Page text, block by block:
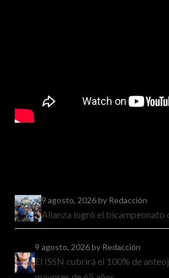
9 agosto, 2026by Redacción
Alianza logró el bicampeonato
9 agosto, 2026by Redacción
El ISSN cubrirá el 100% de